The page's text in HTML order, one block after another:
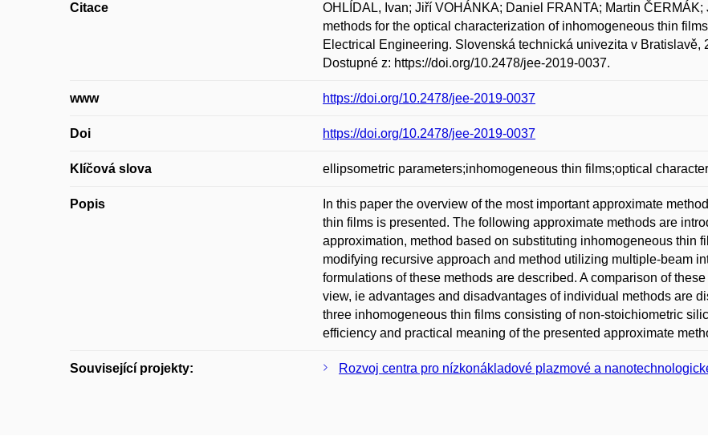
Citace
OHLÍDAL, Ivan; Jiří VOHÁNKA; Daniel FRANTA; Martin
methods for the optical characterization of inhomogeneous thin
Electrical Engineering. Slovenská technická univezita v Bratislavě,
Dostupné z: https://doi.org/10.2478/jee-2019-0037.
www https://doi.org/10.2478/jee-2019-0037
Doi https://doi.org/10.2478/jee-2019-0037
Klíčová slova ellipsometric parameters;inhomogeneous thin films;optical
Popis
In this paper the overview of the most important approximate
thin films is presented. The following approximate methods are
approximation, method based on substituting inhomogeneous thin
modifying recursive approach and method utilizing multiple-beam
formulations of these methods are described. A comparison of
view, ie advantages and disadvantages of individual methods are
three inhomogeneous thin films consisting of non-stoichiometric
efficiency and practical meaning of the presented approximate
Související projekty: Rozvoj centra pro nízkonákladové plazmové a